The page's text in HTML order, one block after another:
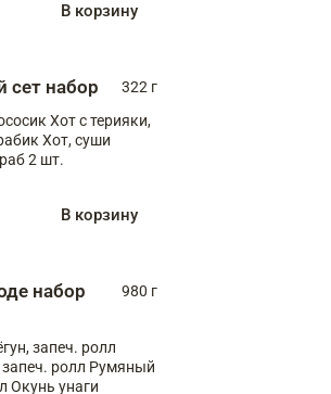
В корзину
сет набор
322 г
Хот с терияки,
Хот, суши
2 шт.
В корзину
набор
980 г
запеч. ролл
запеч. ролл Румяный
Окунь унаги